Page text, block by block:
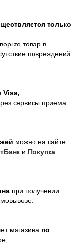
только
товар в
повреждений
Visa,
сервисы приема
можно на сайте
и Покупка
при получении
магазина по